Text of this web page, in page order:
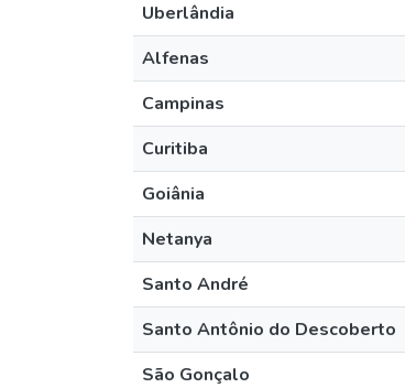
Uberlândia
Alfenas
Campinas
Curitiba
Goiânia
Netanya
Santo André
Santo Antônio do Descoberto
São Gonçalo